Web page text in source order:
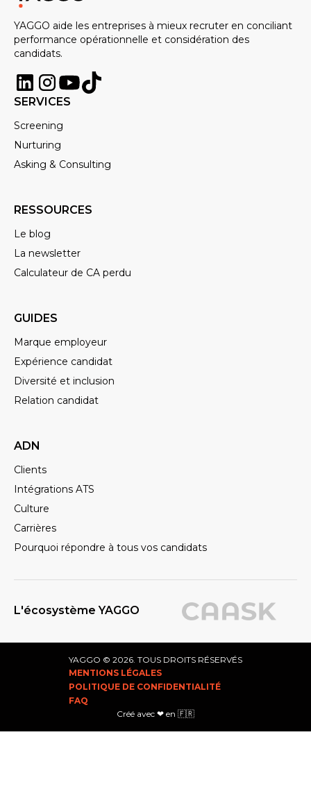
YAGGO aide les entreprises à mieux recruter en conciliant
performance opérationnelle et considération des
candidats.
SERVICES
Screening
Nurturing
Asking & Consulting
RESSOURCES
Le blog
La newsletter
Calculateur de CA perdu
GUIDES
Marque employeur
Expérience candidat
Diversité et inclusion
Relation candidat
ADN
Clients
Intégrations ATS
Culture
Carrières
Pourquoi répondre à tous vos candidats
L'écosystème YAGGO
YAGGO © 2026. TOUS DROITS RÉSERVÉS
MENTIONS LÉGALES
POLITIQUE DE CONFIDENTIALITÉ
FAQ
Créé avec ❤ en 🇫🇷